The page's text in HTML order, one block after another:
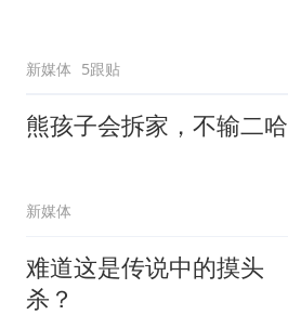
新媒体 5跟贴
熊孩子会拆家，不输二哈
新媒体
难道这是传说中的摸头
杀？